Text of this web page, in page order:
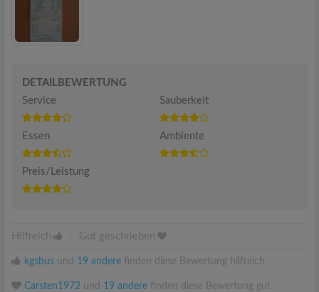
DETAILBEWERTUNG
Service
Sauberkeit
Essen Ambiente
Preis/Leistung
Hilfreich Gut geschrieben
kgsbus und 19 andere finden diese Bewertung hilfreich.
Carsten1972 und 19 andere finden diese Bewertung gut